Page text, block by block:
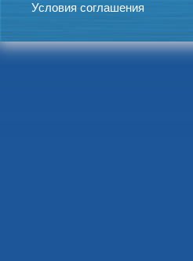
Условия соглашения